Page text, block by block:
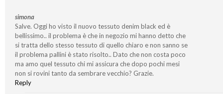
simona
Salve. Oggi ho visto il nuovo tessuto denim black ed è
bellissimo.. il problema è che in negozio mi hanno detto che
si tratta dello stesso tessuto di quello chiaro e non sanno se
il problema pallini è stato risolto.. Dato che non costa poco
ma amo quel tessuto chi mi assicura che dopo pochi mesi
non si rovini tanto da sembrare vecchio? Grazie.
Reply